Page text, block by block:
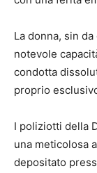
La donna, sin
notevole
condotta
proprio
I poliziotti della
una meticolosa
depositato